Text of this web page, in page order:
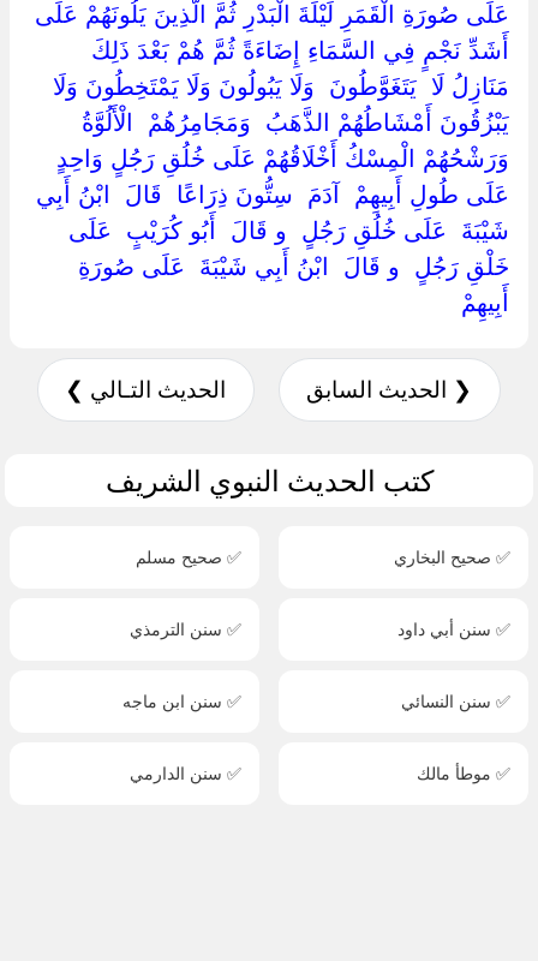
عَلَى صُورَةِ الْقَمَرِ لَيْلَةَ الْبَدْرِ ثُمَّ الَّذِينَ يَلُونَهُمْ عَلَى
أَشَدِّ نَجْمٍ فِي السَّمَاءِ إِضَاءَةً ثُمَّ هُمْ بَعْدَ ذَلِكَ
مَنَازِلُ لَا ‏ ‏يَتَغَوَّطُونَ ‏ ‏وَلَا يَبُولُونَ وَلَا يَمْتَخِطُونَ وَلَا
يَبْزُقُونَ أَمْشَاطُهُمْ الذَّهَبُ ‏ ‏وَمَجَامِرُهُمْ ‏ ‏الْأَلُوَّةُ ‏
‏وَرَشْحُهُمْ الْمِسْكُ أَخْلَاقُهُمْ عَلَى خُلُقِ رَجُلٍ وَاحِدٍ
عَلَى طُولِ أَبِيهِمْ ‏ ‏آدَمَ ‏ ‏سِتُّونَ ذِرَاعًا ‏ ‏قَالَ ‏ ‏ابْنُ أَبِي
شَيْبَةَ ‏ ‏عَلَى خُلُقِ رَجُلٍ ‏ ‏و قَالَ ‏ ‏أَبُو كُرَيْبٍ ‏ ‏عَلَى
خَلْقِ رَجُلٍ ‏ ‏و قَالَ ‏ ‏ابْنُ أَبِي شَيْبَةَ ‏ ‏عَلَى صُورَةِ
أَبِيهِمْ ‏
❮ الحديث السابق الحديث التـالي ❯
كتب الحديث النبوي الشريف
✅ صحيح البخاري ✅ صحيح مسلم
✅ سنن أبي داود ✅ سنن الترمذي
✅ سنن النسائي ✅ سنن ابن ماجه
✅ موطأ مالك ✅ سنن الدارمي